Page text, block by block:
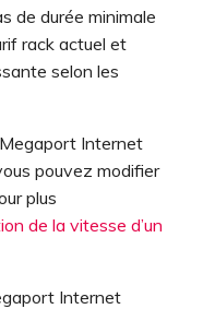
de durée minimale
rack actuel et
selon les
Internet
pouvez modifier
plus
de la vitesse d’un
Internet